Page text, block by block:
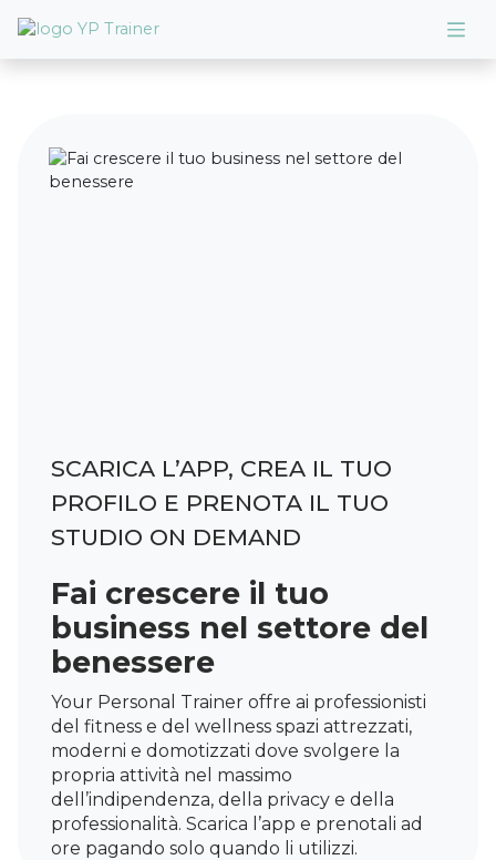
SCARICA L’APP, CREA IL TUO
PROFILO E PRENOTA IL TUO
STUDIO ON DEMAND
Fai crescere il tuo
business nel settore del
benessere
Your Personal Trainer offre ai professionisti
del fitness e del wellness spazi attrezzati,
moderni e domotizzati dove svolgere la
propria attività nel massimo
dell’indipendenza, della privacy e della
professionalità. Scarica l’app e prenotali ad
ore pagando solo quando li utilizzi.